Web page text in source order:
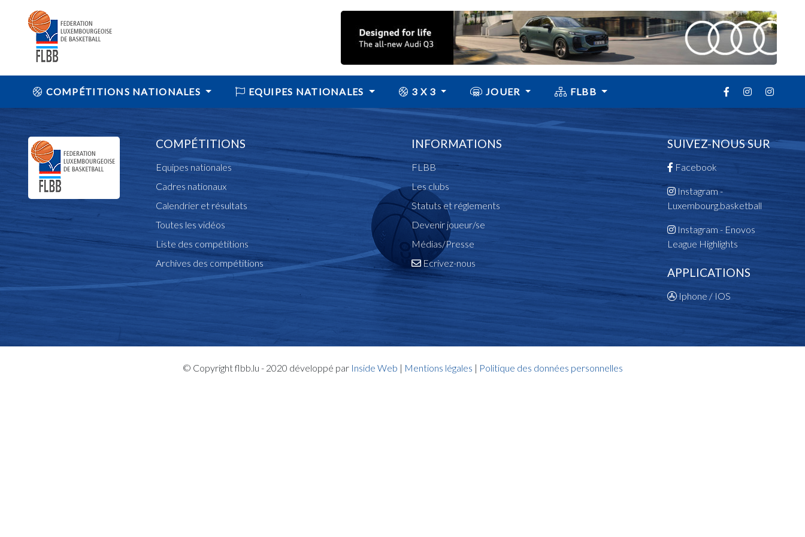
COMPÉTITIONS NATIONALES EQUIPES NATIONALES 3 X 3 JOUER FLBB
COMPÉTITIONS
Equipes nationales
Cadres nationaux
Calendrier et résultats
Toutes les vidéos
Liste des compétitions
Archives des compétitions
INFORMATIONS
FLBB
Les clubs
Statuts et réglements
Devenir joueur/se
Médias/Presse
Ecrivez-nous
SUIVEZ-NOUS SUR
Facebook
Instagram -
Luxembourg.basketball
Instagram - Enovos
League Highlights
APPLICATIONS
Iphone / IOS
© Copyright flbb.lu - 2020 développé par Inside Web | Mentions légales | Politique des données personnelles